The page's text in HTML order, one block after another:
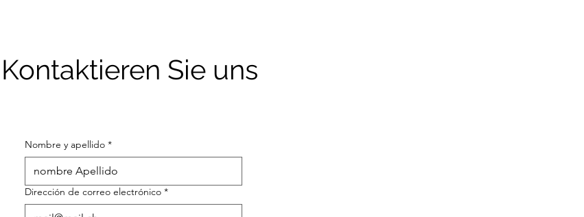
Kontaktieren Sie uns
Nombre y apellido *
Dirección de correo electrónico *